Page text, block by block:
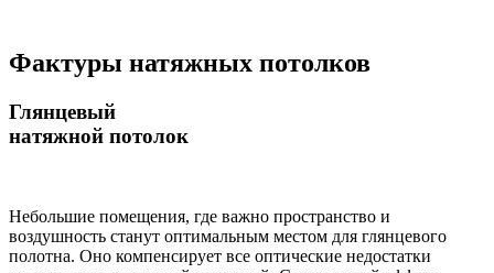
Фактуры натяжных потолков
Глянцевый
натяжной потолок
Небольшие помещения, где важно пространство и
воздушность станут оптимальным местом для глянцевого
полотна. Оно компенсирует все оптические недостатки